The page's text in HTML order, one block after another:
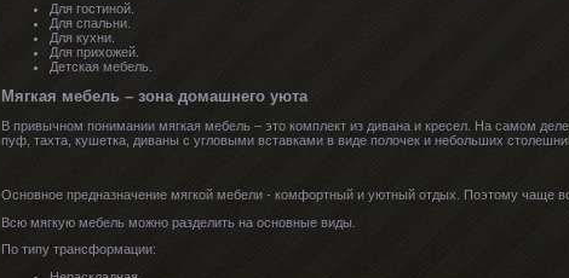
Для гостиной.
Для спальни.
Для кухни.
Для прихожей.
Детская мебель.
Мягкая мебель – зона домашнего уюта
В привычном понимании мягкая мебель – это комплект из дивана и кресел. На самом
пуф, тахта, кушетка, диваны с угловыми вставками в виде полочек и небольших
Основное предназначение мягкой мебели - комфортный и уютный отдых. Поэтому чаще
Всю мягкую мебель можно разделить на основные виды.
По типу трансформации: